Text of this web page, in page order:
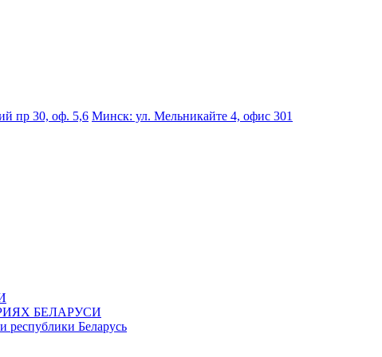
пр 30, оф. 5,6 Минск: ул. Мельникайте 4, офис 301
БЕЛАРУСИ
республики Беларусь